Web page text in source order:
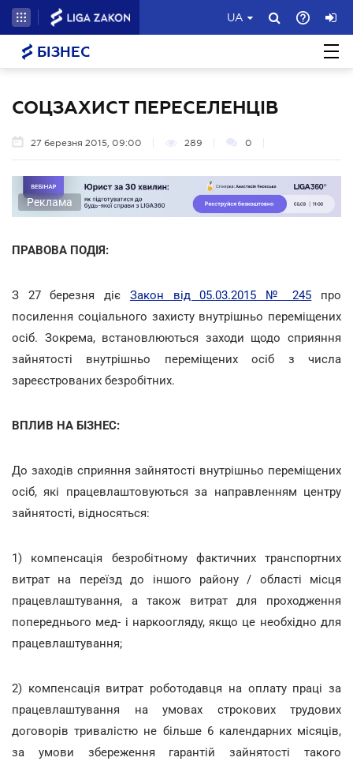
UA
БІЗНЕС
СОЦЗАХИСТ ПЕРЕСЕЛЕНЦІВ
27 березня 2015, 09:00 289 0
Реклама
ПРАВОВА ПОДІЯ:
З 27 березня діє Закон від 05.03.2015 № 245 про
посилення соціального захисту внутрішньо переміщених
осіб. Зокрема, встановлюються заходи щодо сприяння
зайнятості внутрішньо переміщених осіб з числа
зареєстрованих безробітних.
ВПЛИВ НА БІЗНЕС:
До заходів сприяння зайнятості внутрішньо переміщених
осіб, які працевлаштовуються за направленням центру
зайнятості, відносяться:
1) компенсація безробітному фактичних транспортних
витрат на переїзд до іншого району / області місця
працевлаштування, а також витрат для проходження
попереднього мед- і наркоогляду, якщо це необхідно для
працевлаштування;
2) компенсація витрат роботодавця на оплату праці за
працевлаштування на умовах строкових трудових
договорів тривалістю не більше 6 календарних місяців,
за умови збереження гарантій зайнятості такого